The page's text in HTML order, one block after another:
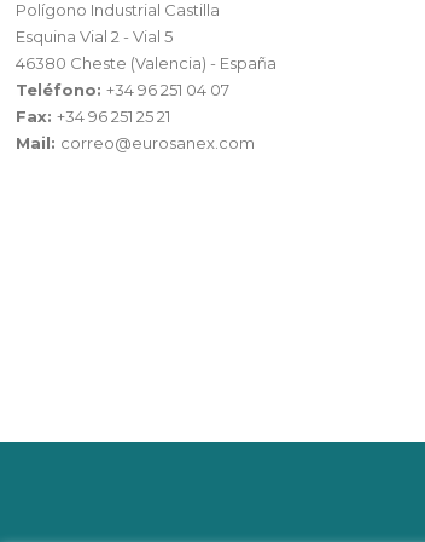
Polígono Industrial Castilla
Esquina Vial 2 - Vial 5
46380 Cheste (Valencia) - España
Teléfono:+34 96 251 04 07
Fax:+34 96 251 25 21
Mail: correo@eurosanex.com